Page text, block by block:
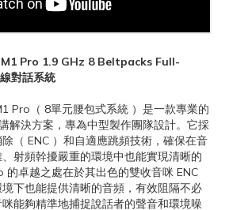
Pro 1.9 GHz 8 Beltpacks Full-
對話系統
Pro（ 8單元腰包式系統 ）是一款專業的
解決方案，專為中型製作團隊設計。它採
（ ENC ）和自適應跳頻技術，確保在音
射頻幹擾嚴重的環境中也能實現清晰的
卓越之處在於其出色的雙收音咪 ENC
下也能提供清晰的音頻，有效阻隔不必
能夠精準地捕捉說話者的聲音和環境噪